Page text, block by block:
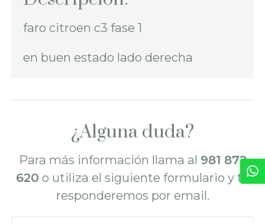
faro citroen c3 fase 1
en buen estado lado derecha
¿Alguna duda?
Para más información llama al 981 872
620 o utiliza el siguiente formulario y te
responderemos por email.